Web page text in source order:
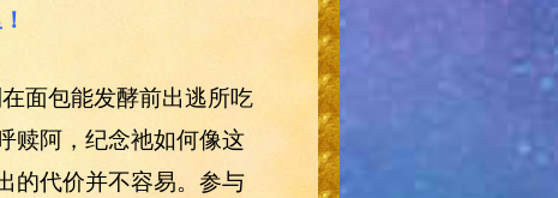
赎阿，纪念祂如何像这
的代价并不容易。参与